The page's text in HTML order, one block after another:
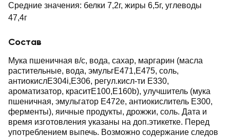
Средние значения: белки 7,2г, жиры 6,5г, углеводы
47,4г
Состав
Мука пшеничная в/с, вода, сахар, маргарин (масла
растительные, вода, эмульгЕ471,Е475, соль,
антиокислЕ304i,Е306, регул.кисл-ти Е330,
ароматизатор, краситЕ100,Е160b), улучшитель (мука
пшеничная, эмульгатор Е472е, антиокислитель Е300,
ферменты), яичные продукты, дрожжи, соль. Дата и
время изготовления указаны на доп.этикетке. Перед
употреблением выпечь. Возможно содержание следов